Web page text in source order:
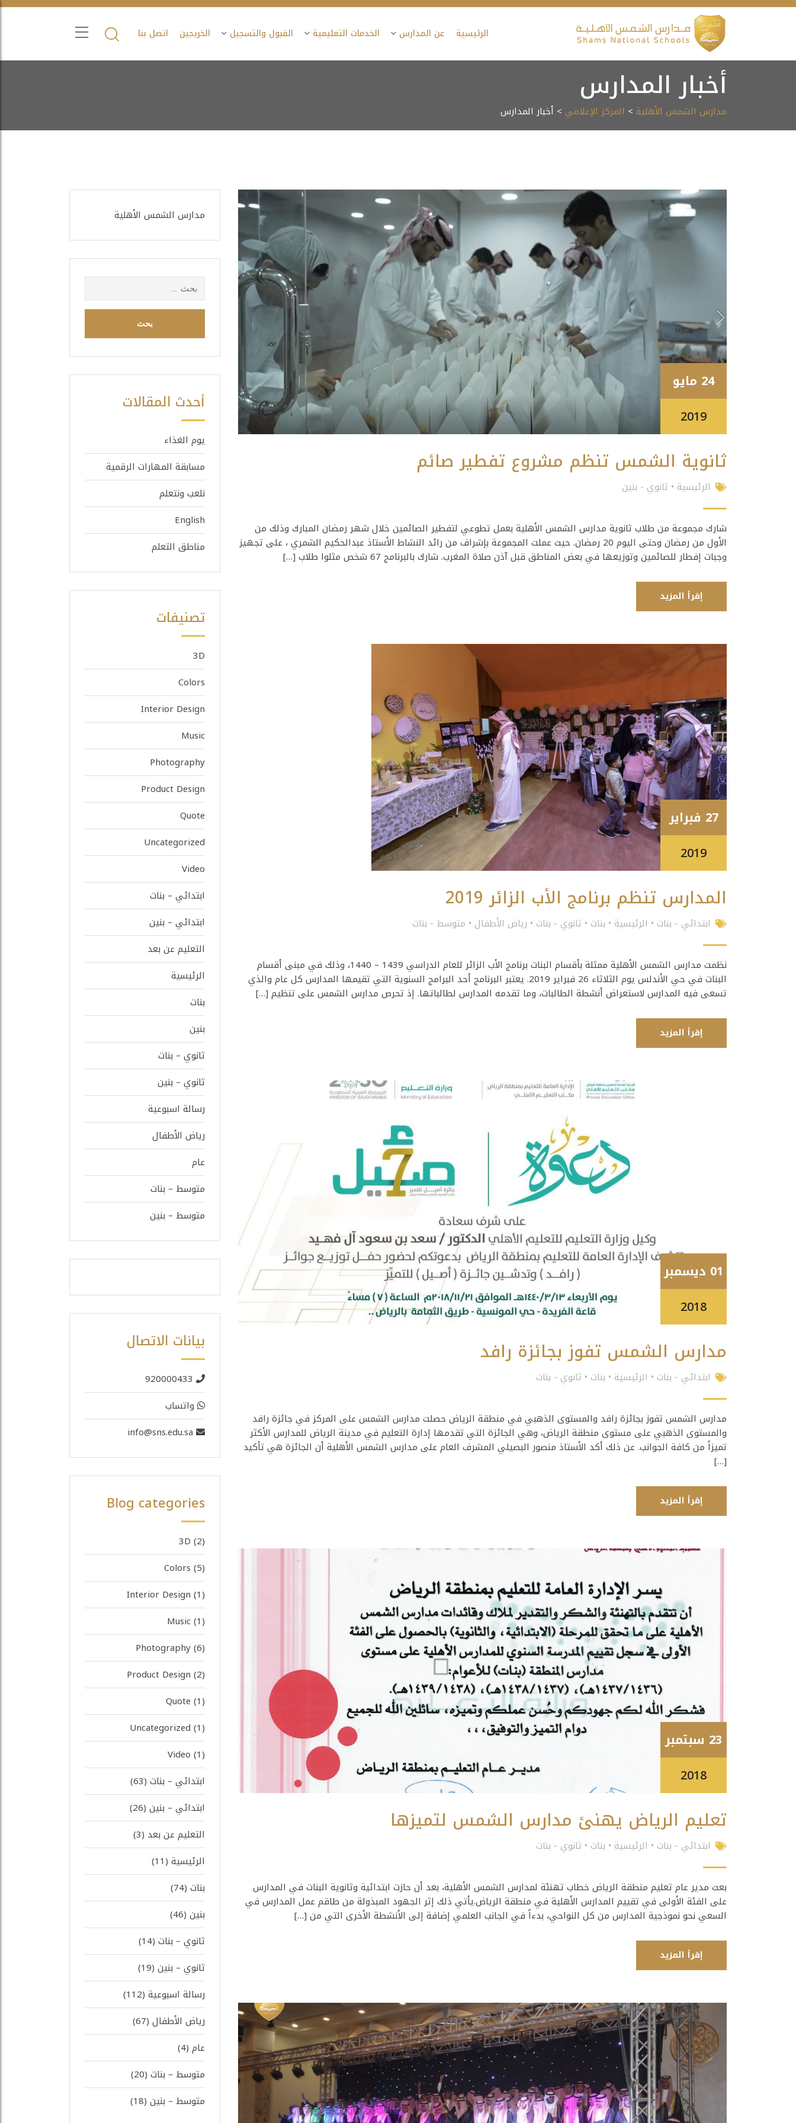
Skip
الرئيسية عن المدارس الخدمات التعليمية القبول والتسجيل الخريجين اتصل بنا
أخبار المدارس
مدارس الشمس الأهلية > المركز الإعلامي > أخبار المدارس
24 مايو
2019
ثانوية الشمس تنظم مشروع تفطير صائم
الرئيسية • ثانوي - بنين
شارك مجموعة من طلاب ثانوية مدارس الشمس الأهلية بعمل تطوعي لتفطير الصائمين خلال شهر رمضان المبارك وذلك من
الأول من رمضان وحتى اليوم 20 رمضان. حيث عملت المجموعة بإشراف من رائد النشاط الأستاذ عبدالحكيم الشمري ، على تجهيز
وجبات إفطار للصائمين وتوزيعها في بعض المناطق قبل آذن صلاة المغرب. شارك بالبرنامج 67 شخص مثلوا طلاب […]
إقرأ المزيد
27 فبراير
2019
المدارس تنظم برنامج الأب الزائر 2019
ابتدائي - بنات • الرئيسية • بنات • ثانوي - بنات • رياض الأطفال • متوسط - بنات
​نظمت مدارس الشمس الأهلية ممثلة بأقسام البنات برنامج الأب الزائر للعام الدراسي 1439 – 1440، وذلك في مبنى أقسام
البنات في حي الأندلس يوم الثلاثاء 26 فبراير 2019. يعتبر البرنامج أحد البرامج السنوية التي تقيمها المدارس كل عام والذي
تسعى فيه المدارس لاستعراض أنشطة الطالبات، وما تقدمه المدارس لطالباتها. إذ تحرص مدارس الشمس على تنظيم […]
إقرأ المزيد
01 ديسمبر
2018
مدارس الشمس تفوز بجائزة رافد
ابتدائي - بنات • الرئيسية • بنات • ثانوي - بنات
مدارس الشمس تفوز بجائزة رافد والمستوى الذهبي في منطقة الرياض حصلت مدارس الشمس على المركز في جائزة رافد
والمستوى الذهبي على مستوى منطقة الرياض، وهي الجائزة التي تقدمها إدارة التعليم في مدينة الرياض للمدارس الأكثر
تميزاً من كافة الجوانب. عن ذلك أكد الأستاذ منصور البصيلي المشرف العام على مدارس الشمس الأهلية أن الجائزة هي تأكيد
[…]
إقرأ المزيد
23 سبتمبر
2018
تعليم الرياض يهنئ مدارس الشمس لتميزها
ابتدائي - بنات • الرئيسية • بنات • ثانوي - بنات
بعث مدير عام تعليم منطقة الرياض خطاب تهنئة لمدارس الشمس الأهلية، بعد أن حازت ابتدائية وثانوية البنات في المدارس
على الفئة الأولى في تقييم المدارس الأهلية في منطقة الرياض.يأتي ذلك إثر الجهود المبذولة من طاقم عمل المدارس في
السعي نحو نموذجية المدارس من كل النواحي، بدءاً في الجانب العلمي إضافة إلى الأنشطة الأخرى التي من […]
إقرأ المزيد
مدارس الشمس الأهلية
البحث
عن:
أحدث المقالات
يوم الغذاء
مسابقة المهارات الرقمية
نلعب ونتعلم
English
مناطق التعلم
تصنيفات
3D
Colors
Interior Design
Music
Photography
Product Design
Quote
Uncategorized
Video
ابتدائي – بنات
ابتدائي – بنين
التعليم عن بعد
الرئيسية
بنات
بنين
ثانوي – بنات
ثانوي – بنين
رسالة اسبوعية
رياض الأطفال
عام
متوسط – بنات
متوسط – بنين
بيانات الاتصال
920000433
واتساب
info@sns.edu.sa
Blog categories
3D (2)
Colors (5)
Interior Design (1)
Music(1)
Photography(6)
Product Design (2)
Quote (1)
Uncategorized (1)
Video (1)
ابتدائي – بنات (63)
ابتدائي – بنين (26)
التعليم عن بعد (3)
الرئيسية (11)
بنات (74)
بنين (46)
ثانوي – بنات (14)
ثانوي – بنين (19)
رسالة اسبوعية (112)
رياض الأطفال (67)
عام (4)
متوسط – بنات (20)
متوسط – بنين (18)